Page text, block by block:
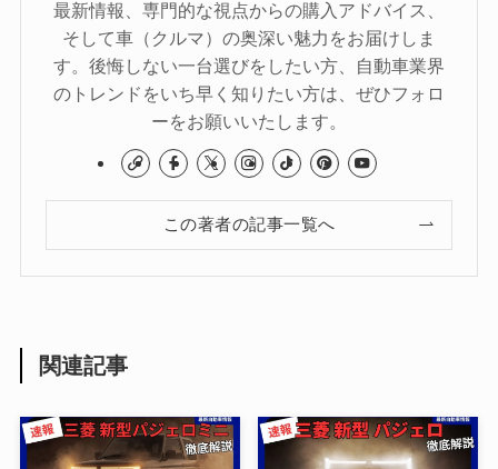
最新情報、専門的な視点からの購入アドバイス、
そして車（クルマ）の奥深い魅力をお届けしま
す。後悔しない一台選びをしたい方、自動車業界
のトレンドをいち早く知りたい方は、ぜひフォロ
ーをお願いいたします。
この著者の記事一覧へ
関連記事